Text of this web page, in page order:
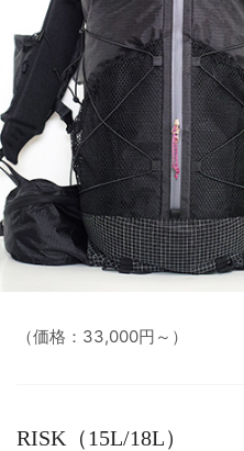
（価格：33,000円～）
RISK（15L/18L）